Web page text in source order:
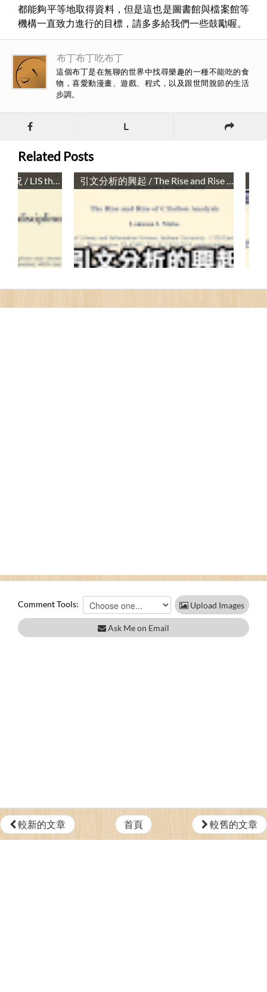
都能夠平等地取得資料，但是這也是圖書館與檔案館等
機構一直致力進行的目標，請多多給我們一些鼓勵喔。
布丁布丁吃布丁
這個布丁是在無聊的世界中找尋樂趣的一種不能吃的食
物，喜愛動漫畫、遊戲、程式，以及跟世間脫節的生活
步調。
L
Related Posts
圖書資訊學跨領域研究現況 / LIS the interdisciplinary research landscape 引文分析的興起 / The Rise and Rise of Citation Analysis
Comment Tools: Upload Images
Ask Me on Email
較新的文章 首頁 較舊的文章